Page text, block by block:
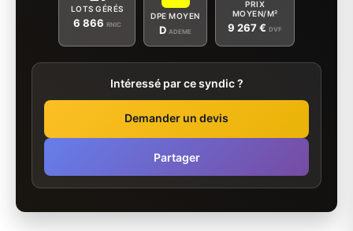
LOTS GÉRÉS
6 866 RNIC
DPE MOYEN
D ADEME
PRIX
MOYEN/M²
9 267 € DVF
Intéressé par ce syndic ?
Demander un devis
Partager